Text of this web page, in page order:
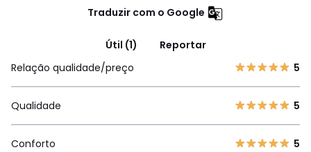
Traduzir com o Google
Útil (1)
Reportar
Relação qualidade/preço
5
Qualidade 5
Conforto 5